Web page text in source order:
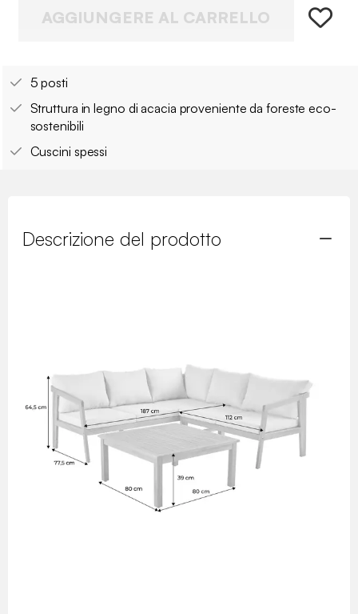
AGGIUNGERE AL CARRELLO
5 posti
Struttura in legno di acacia proveniente da foreste eco-
sostenibili
Cuscini spessi
Descrizione del prodotto